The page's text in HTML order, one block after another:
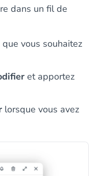
dans un fil de
vous souhaitez
et apportez
lorsque vous avez